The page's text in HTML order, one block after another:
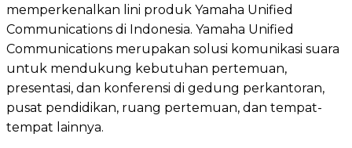
memperkenalkan lini produk Yamaha Unified
Communications di Indonesia. Yamaha Unified
Communications merupakan solusi komunikasi suara
untuk mendukung kebutuhan pertemuan,
presentasi, dan konferensi di gedung perkantoran,
pusat pendidikan, ruang pertemuan, dan tempat-
tempat lainnya.